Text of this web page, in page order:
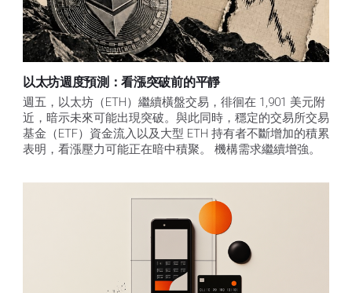
以太坊週度預測：看漲突破前的平靜
週五，以太坊（ETH）繼續橫盤交易，徘徊在 1,901 美元附
近，暗示未來可能出現突破。與此同時，穩定的交易所交易
基金（ETF）資金流入以及大型 ETH 持有者不斷增加的積累
表明，看漲壓力可能正在暗中積聚。 機構需求繼續增強。